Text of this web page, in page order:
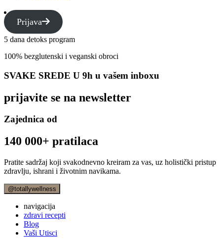
Prijava
5 dana detoks program
100% bezglutenski i veganski obroci
SVAKE SREDE U 9h u vašem inboxu
prijavite se na newsletter
Zajednica od
140 000+ pratilaca
Pratite sadržaj koji svakodnevno kreiram za vas, uz holistički pristup
zdravlju, ishrani i životnim navikama.
@totallywellness
navigacija
zdravi recepti
Blog
Vaši Utisci